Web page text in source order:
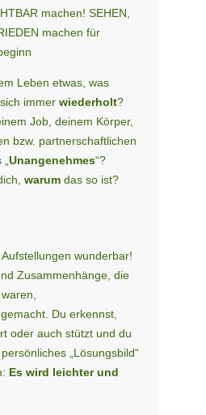
machen! SEHEN,
machen für
Leben etwas, was
immer wiederholt?
Job, deinem Körper,
bzw. partner­schaftlichen
Unangenehmes“?
warum das so ist?
wunderbar!
Zusammen­hänge, die
Du erkennst,
oder auch stützt und du
„Lösungsbild“
Es wird leichter und